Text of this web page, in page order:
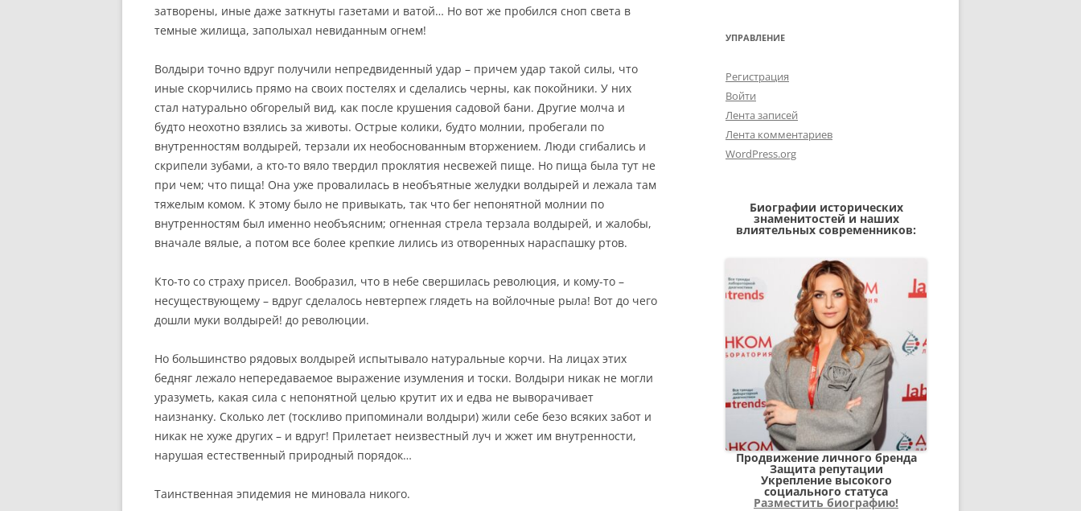
затворены, иные даже заткнуты газетами и ватой… Но вот же пробился сноп света в
темные жилища, заполыхал невиданным огнем!
Волдыри точно вдруг получили непредвиденный удар – причем удар такой силы, что
иные скорчились прямо на своих постелях и сделались черны, как покойники. У них
стал натурально обгорелый вид, как после крушения садовой бани. Другие молча и
будто неохотно взялись за животы. Острые колики, будто молнии, пробегали по
внутренностям волдырей, терзали их необоснованным вторжением. Люди сгибались и
скрипели зубами, а кто-то вяло твердил проклятия несвежей пище. Но пища была тут не
при чем; что пища! Она уже провалилась в необъятные желудки волдырей и лежала там
тяжелым комом. К этому было не привыкать, так что бег непонятной молнии по
внутренностям был именно необъясним; огненная стрела терзала волдырей, и жалобы,
вначале вялые, а потом все более крепкие лились из отворенных нараспашку ртов.
Кто-то со страху присел. Вообразил, что в небе свершилась революция, и кому-то –
несуществующему – вдруг сделалось невтерпеж глядеть на войлочные рыла! Вот до чего
дошли муки волдырей! до революции.
Но большинство рядовых волдырей испытывало натуральные корчи. На лицах этих
бедняг лежало непередаваемое выражение изумления и тоски. Волдыри никак не могли
уразуметь, какая сила с непонятной целью крутит их и едва не выворачивает
наизнанку. Сколько лет (тоскливо припоминали волдыри) жили себе безо всяких забот и
никак не хуже других – и вдруг! Прилетает неизвестный луч и жжет им внутренности,
нарушая естественный природный порядок…
Таинственная эпидемия не миновала никого.
УПРАВЛЕНИЕ
Регистрация
Войти
Лента записей
Лента комментариев
WordPress.org
Биографии исторических
знаменитостей и наших
влиятельных современников:
Продвижение личного бренда
Защита репутации
Укрепление высокого
социального статуса
Разместить биографию!